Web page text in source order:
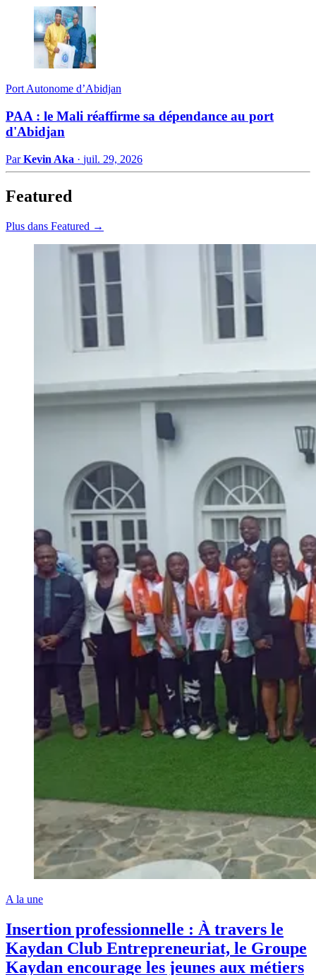
Port Autonome d’Abidjan
PAA : le Mali réaffirme sa dépendance au port
d'Abidjan
ParKevin Aka · juil. 29, 2026
Featured
Plus dans Featured →
A la une
Insertion professionnelle : À travers le
Kaydan Club Entrepreneuriat, le Groupe
Kaydan encourage les jeunes aux métiers